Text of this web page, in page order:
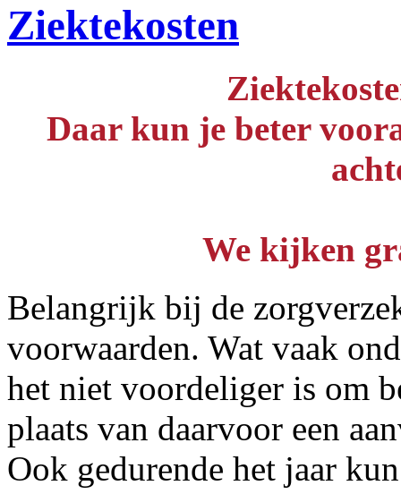
Ziektekosten
Daar kun je beter
We kijken
Belangrijk bij de
voorwaarden. Wat vaak
het niet voordeliger is om
plaats van daarvoor een
Ook gedurende het jaar